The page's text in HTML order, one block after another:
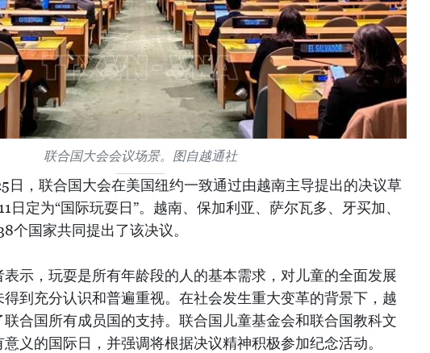
联合国大会会议场景。图自越通社
，联合国大会在美国纽约一致通过由越南主导提出的决议草
日定为“国际玩耍日”。越南、保加利亚、萨尔瓦多、牙买加、
个国家共同提出了该决议。
示，玩耍是所有年龄段的人的基本需求，对儿童的全面发展
到充分认识和普遍重视。在社会发生重大变革的背景下，越
合国所有成员国的支持。联合国儿童基金会和联合国教科文
义的国际日，并强调将根据决议精神积极参加纪念活动。